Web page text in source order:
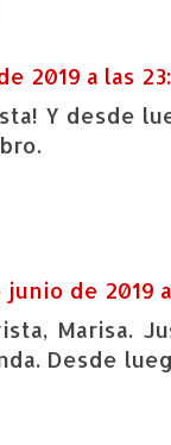
2019 a las
Y desde
junio de 2019
Marisa.
Desde